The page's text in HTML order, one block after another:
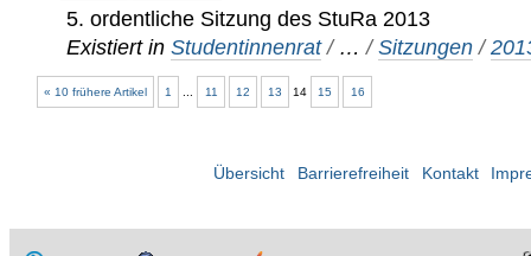
5. ordentliche Sitzung des StuRa 2013
Existiert in Studentinnenrat / …/Sitzungen /
« 10 frühere Artikel 1 11 12 13 14 15 16
Übersicht Barrierefreiheit Kontakt